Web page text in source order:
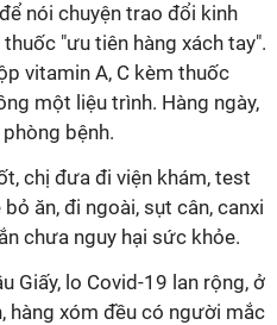
nói chuyện trao đổi kinh
"ưu tiên hàng xách tay".
vitamin A, C kèm thuốc
một liệu trình. Hàng ngày,
bệnh.
chị đưa đi viện khám, test
ăn, đi ngoài, sụt cân, canxi
chưa nguy hại sức khỏe.
Giấy, lo Covid-19 lan rộng, ở
hàng xóm đều có người mắc